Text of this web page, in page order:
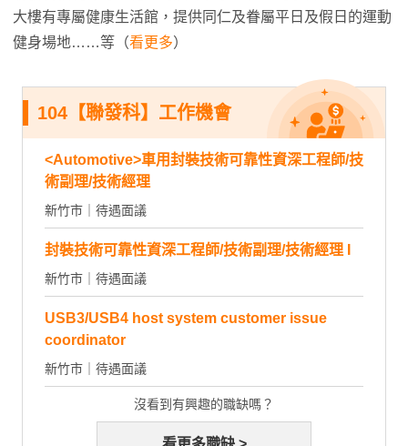
大樓有專屬健康生活館，提供同仁及眷屬平日及假日的運動
健身場地……等（看更多）
104【聯發科】工作機會
<Automotive>車用封裝技術可靠性資深工程師/技
術副理/技術經理
新竹市｜待遇面議
封裝技術可靠性資深工程師/技術副理/技術經理 I
新竹市｜待遇面議
USB3/USB4 host system customer issue
coordinator
新竹市｜待遇面議
沒看到有興趣的職缺嗎？